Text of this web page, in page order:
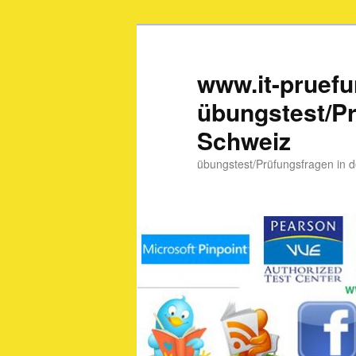
www.it-
übungstest/
Schweiz
übungstest/Prüfungsfragen in